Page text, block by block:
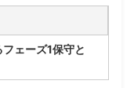
ェーズ1保守と
担当